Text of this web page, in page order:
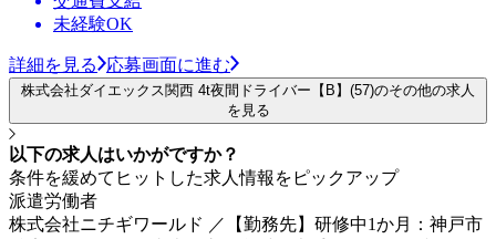
未経験OK
詳細を見る 応募画面に進む
株式会社ダイエックス関西 4t夜間ドライバー【B】(57)のその他の求人
を見る
以下の求人はいかがですか？
条件を緩めてヒットした求人情報をピックアップ
派遣労働者
株式会社ニチギワールド ／【勤務先】研修中1か月：神戸市